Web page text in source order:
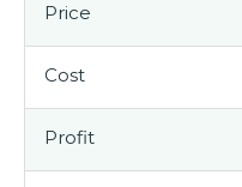
Price
Cost
Profit